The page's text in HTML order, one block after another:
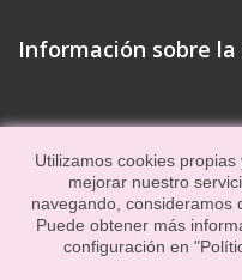
Información sobre
Utilizamos cookies
mejorar nuestro
navegando, consideramos
Puede obtener más
configuración en